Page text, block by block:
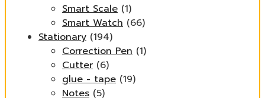
Smart Scale (1)
Smart Watch (66)
Stationary (194)
Correction Pen (1)
Cutter (6)
glue - tape (19)
Notes (5)